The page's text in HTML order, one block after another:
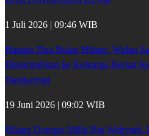
1 Juli 2026 | 09:46 WIB
Hampir Dua Bulan Hilang, Wulan
Dikembalikan ke Keluarga Berkat
Damkarmat
19 Juni 2026 | 09:02 WIB
Hilang Dompet Milik Rio Wahyudi,